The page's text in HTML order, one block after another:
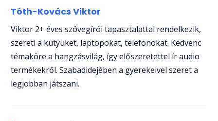
Tóth-Kovács Viktor
Viktor 2+ éves szövegírói tapasztalattal rendelkezik,
szereti a kütyüket, laptopokat, telefonokat. Kedvenc
témaköre a hangzásvilág, így előszeretettel ír audio
termékekről. Szabadidejében a gyerekeivel szeret a
legjobban játszani.